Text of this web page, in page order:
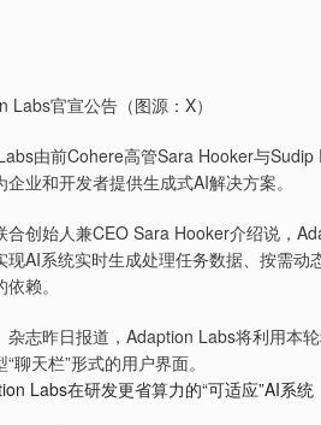
Labs官宣公告（图源：X）
由前Cohere高管Sara Hooker与
业和开发者提供生成式AI解决方案。
合创始人兼CEO Sara Hooker介绍说，
现AI系统实时生成处理任务数据、按需
赖。
杂志昨日报道，Adaption Labs将利用本
聊天栏”形式的用户界面。
Labs在研发更省算力的“可适应”AI系统